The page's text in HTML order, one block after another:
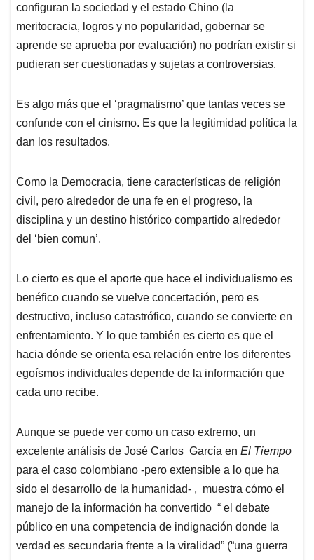
configuran la sociedad y el estado Chino (la
meritocracia, logros y no popularidad, gobernar se
aprende se aprueba por evaluación) no podrían existir si
pudieran ser cuestionadas y sujetas a controversias.
Es algo más que el ‘pragmatismo’ que tantas veces se
confunde con el cinismo. Es que la legitimidad política la
dan los resultados.
Como la Democracia, tiene características de religión
civil, pero alrededor de una fe en el progreso, la
disciplina y un destino histórico compartido alrededor
del ‘bien comun’.
Lo cierto es que el aporte que hace el individualismo es
benéfico cuando se vuelve concertación, pero es
destructivo, incluso catastrófico, cuando se convierte en
enfrentamiento. Y lo que también es cierto es que el
hacia dónde se orienta esa relación entre los diferentes
egoísmos individuales depende de la información que
cada uno recibe.
Aunque se puede ver como un caso extremo, un
excelente análisis de José Carlos García en El Tiempo
para el caso colombiano -pero extensible a lo que ha
sido el desarrollo de la humanidad- , muestra cómo el
manejo de la información ha convertido “ el debate
público en una competencia de indignación donde la
verdad es secundaria frente a la viralidad” (“una guerra